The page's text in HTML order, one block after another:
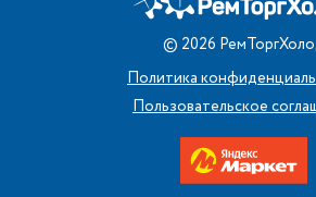
© 2026
Политика
Пользовательское